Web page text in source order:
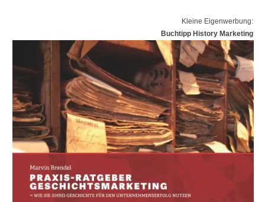
Kleine Eigenwerbung:
Buchtipp History Marketing